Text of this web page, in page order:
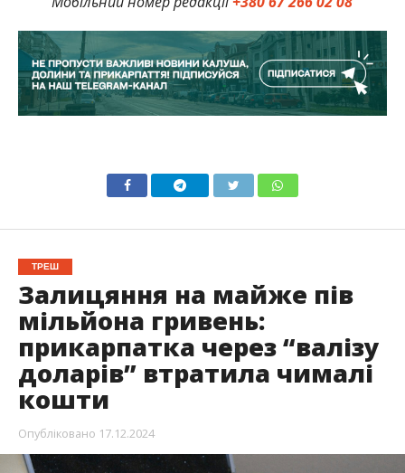
ТРЕШ
Залицяння на майже пів
мільйона гривень:
прикарпатка через “валізу
доларів” втратила чималі
кошти
Опубліковано 17.12.2024